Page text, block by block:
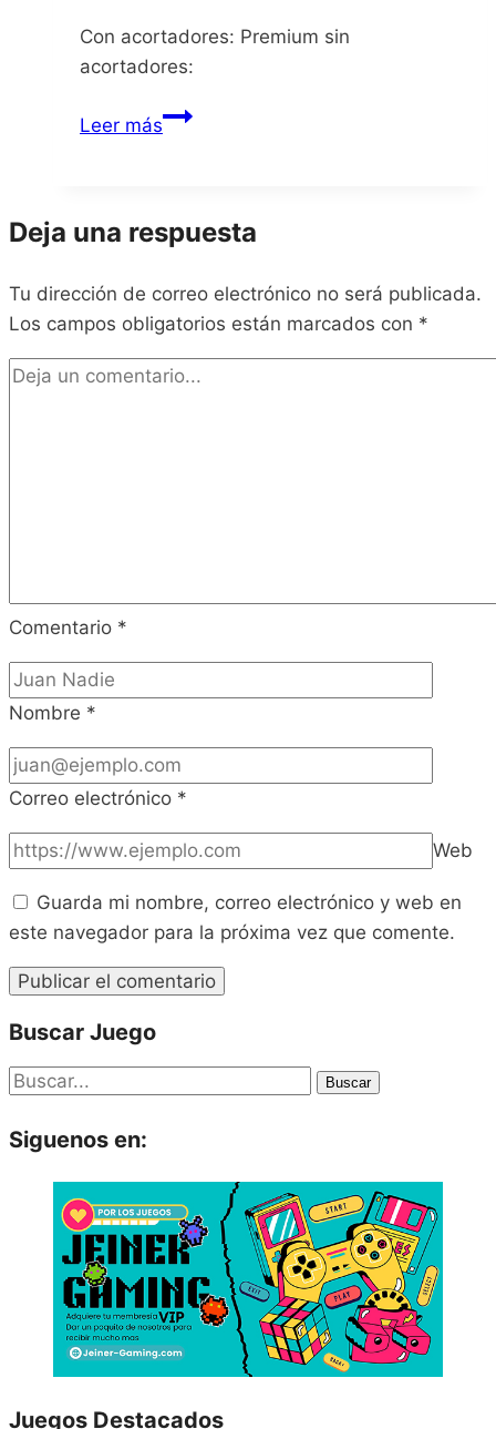
Con acortadores: Premium sin
acortadores:
Leer másThe
the
Prince
Deja una respuesta
Tu dirección de correo electrónico no será publicada.
Los campos obligatorios están marcados con *
Comentario *
Nombre *
Correo electrónico *
Web
Guarda mi nombre, correo electrónico y web en
este navegador para la próxima vez que comente.
Buscar Juego
Buscar
Siguenos en:
Juegos Destacados